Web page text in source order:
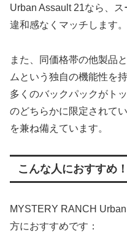
Urban Assault 21なら、
違和感なくマッチします。
また、同価格帯の他製品
ムという独自の機能性を
多くのバックパックがト
のどちらかに限定されて
を兼ね備えています。
こんな人におすすめ！
MYSTERY RANCH
方におすすめです：